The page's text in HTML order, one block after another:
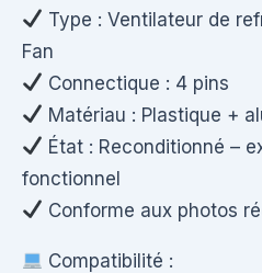
Type : Ventilateur de
Fan
Connectique : 4 pins
Matériau : Plastique +
État : Reconditionné –
fonctionnel
Conforme aux photos
Compatibilité :